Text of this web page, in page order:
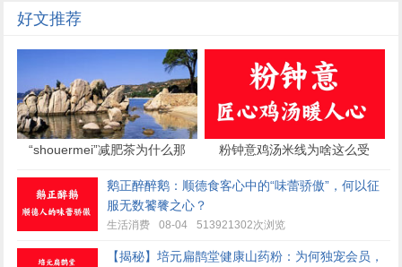
好文推荐
“shouermei”减肥茶为什么那
粉钟意鸡汤米线为啥这么受
鹅正醉醉鹅：顺德食客心中的“味蕾骄傲”，何以征
服无数饕餮之心？
生活消费 08-04 513921302次浏览
【揭秘】培元扁鹊堂健康山药粉：为何独宠会员，